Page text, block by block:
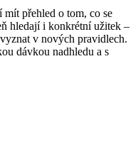
přehled o tom, co se
hledají i konkrétní užitek –
v nových pravidlech.
dávkou nadhledu a s